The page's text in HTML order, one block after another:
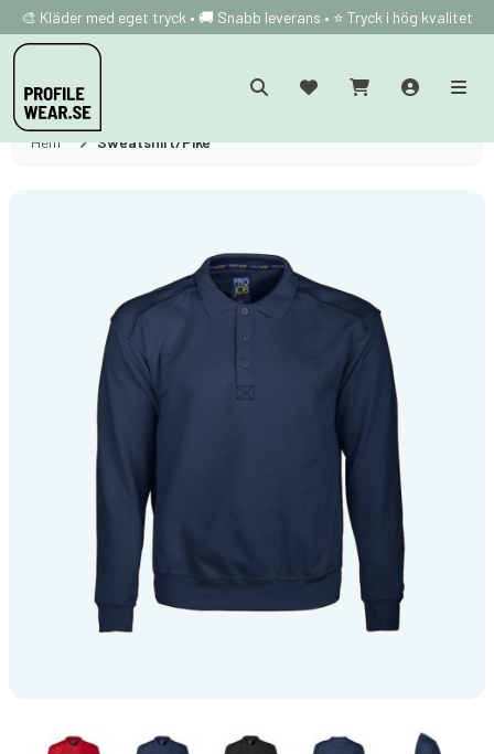
🎨 Kläder med eget tryck • 🚚 Snabb leverans • ⭐ Tryck i hög kvalitet
Hem Sweatshirt/Piké